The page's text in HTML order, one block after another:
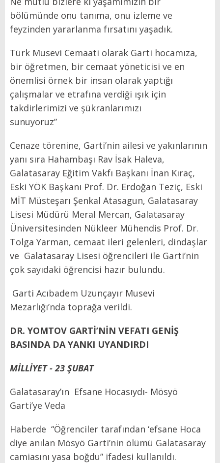
bölümünde onu tanıma, onu izleme ve
feyzinden yararlanma fırsatını yaşadık.
Türk Musevi Cemaati olarak Garti hocamıza,
bir öğretmen, bir cemaat yöneticisi ve en
önemlisi örnek bir insan olarak yaptığı
çalışmalar ve etrafına verdiği ışık için
takdirlerimizi ve şükranlarımızı
sunuyoruz”
Cenaze törenine, Garti’nin ailesi ve yakınlarının
yanı sıra Hahambaşı Rav İsak Haleva,
Galatasaray Eğitim Vakfı Başkanı İnan Kıraç,
Eski YÖK Başkanı Prof. Dr. Erdoğan Teziç, Eski
MİT Müsteşarı Şenkal Atasagun, Galatasaray
Lisesi Müdürü Meral Mercan, Galatasaray
Üniversitesinden Nükleer Mühendis Prof. Dr.
Tolga Yarman, cemaat ileri gelenleri, dindaşlar
ve Galatasaray Lisesi öğrencileri ile Garti’nin
çok sayıdaki öğrencisi hazır bulundu.
Garti Acıbadem Uzunçayır Musevi
Mezarlığı’nda toprağa verildi.
DR. YOMTOV GARTİ’NİN VEFATI GENİŞ
BASINDA DA YANKI UYANDIRDI
MİLLİYET - 23 ŞUBAT
Galatasaray’ın Efsane Hocasıydı- Mösyö
Garti’ye Veda
Haberde “Öğrenciler tarafından ‘efsane Hoca
diye anılan Mösyö Garti’nin ölümü Galatasaray
camiasını yasa boğdu” ifadesi kullanıldı.